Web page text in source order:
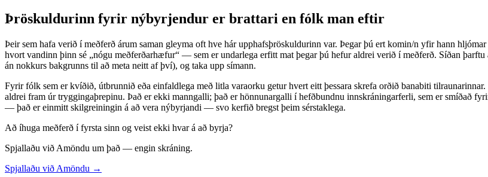
Þröskuldurinn fyrir nýbyrjendur er brattari en fólk man eftir
Þeir sem hafa verið í meðferð árum saman gleyma oft hve hár upphafsþröskuldurinn var. Þegar þú ert komin/n yfir hann
hvort vandinn þinn sé „nógu meðferðarhæfur“ — sem er undarlega erfitt mat þegar þú hefur aldrei verið í meðferð. Síðan
án nokkurs bakgrunns til að meta neitt af því), og taka upp símann.
Fyrir fólk sem er kvíðið, útbrunnið eða einfaldlega með litla varaorku getur hvert eitt þessara skrefa orðið banabiti
aldrei fram úr tryggingaþrepinu. Það er ekki manngalli; það er hönnunargalli í hefðbundnu innskráningarferli, sem er smíðað
— það er einmitt skilgreiningin á að vera nýbyrjandi — svo kerfið bregst þeim sérstaklega.
Að íhuga meðferð í fyrsta sinn og veist ekki hvar á að byrja?
Spjallaðu við Amöndu um það — engin skráning.
Spjallaðu við Amöndu →